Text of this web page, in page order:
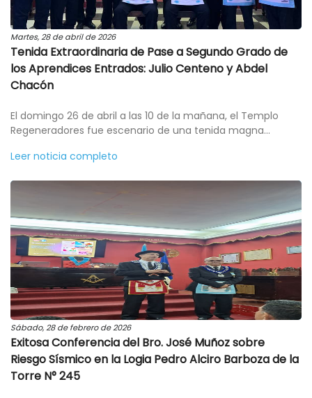
Martes, 28 de abril de 2026
Tenida Extraordinaria de Pase a Segundo Grado de
los Aprendices Entrados: Julio Centeno y Abdel
Chacón
El domingo 26 de abril a las 10 de la mañana, el Templo
Regeneradores fue escenario de una tenida magna...
Leer noticia completo
Sábado, 28 de febrero de 2026
Exitosa Conferencia del Bro. José Muñoz sobre
Riesgo Sísmico en la Logia Pedro Alciro Barboza de la
Torre N° 245